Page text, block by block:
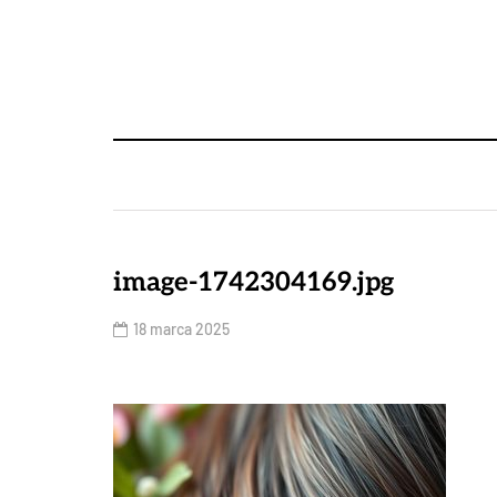
image-1742304169.jpg
18 marca 2025